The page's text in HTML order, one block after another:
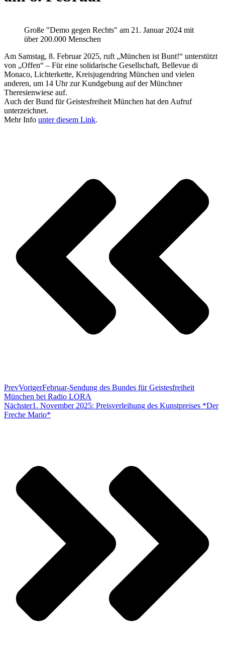
Große "Demo gegen Rechts" am 21. Januar 2024 mit
über 200.000 Menschen
Am Samstag, 8. Februar 2025, ruft „München ist Bunt!“ unterstützt
von „Offen“ – Für eine solidarische Gesellschaft, Bellevue di
Monaco, Lichterkette, Kreisjugendring München und vielen
anderen, um 14 Uhr zur Kundgebung auf der Münchner
Theresienwiese auf.
Auch der Bund für Geistesfreiheit München hat den Aufruf
unterzeichnet.
Mehr Info unter diesem Link.
PrevVorigerFebruar-Sendung des Bundes für Geistesfreiheit
München bei Radio LORA
Nächster1. November 2025: Preisverleihung des Kunstpreises *Der
Freche Mario*